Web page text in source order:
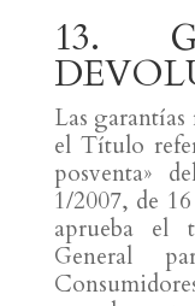
13.
Las
el Título
posventa»
1/2007, de
aprueba el
General